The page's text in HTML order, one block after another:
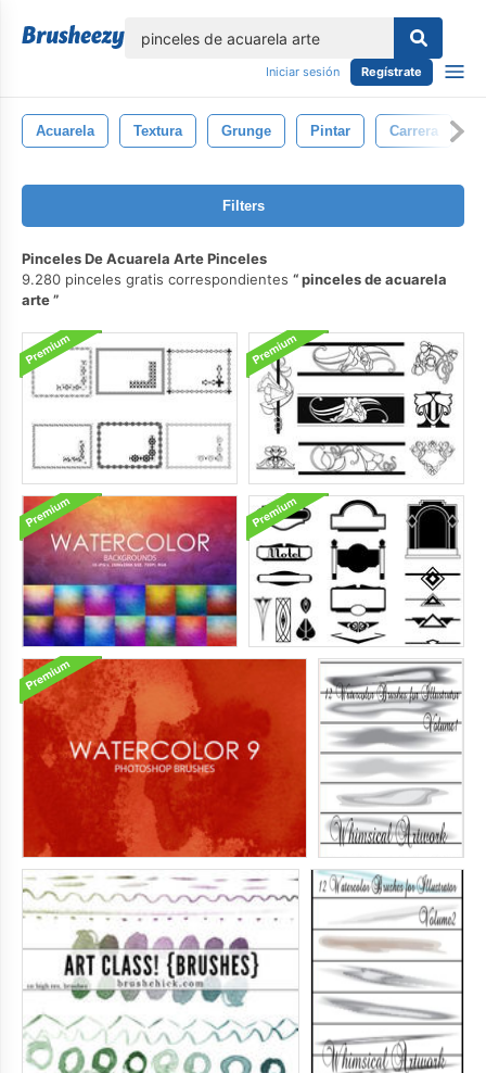
Iniciar sesión Regístrate
Acuarela Textura Grunge Pintar Carrera
Filters
Pinceles De Acuarela Arte Pinceles
9.280 pinceles gratis correspondientes
pinceles de acuarela
arte